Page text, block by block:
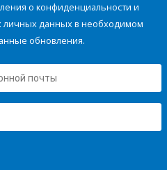
о конфиденциальности и
личных данных в необходимом
обновления.